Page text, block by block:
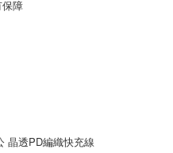
障
晶透PD編織快充線